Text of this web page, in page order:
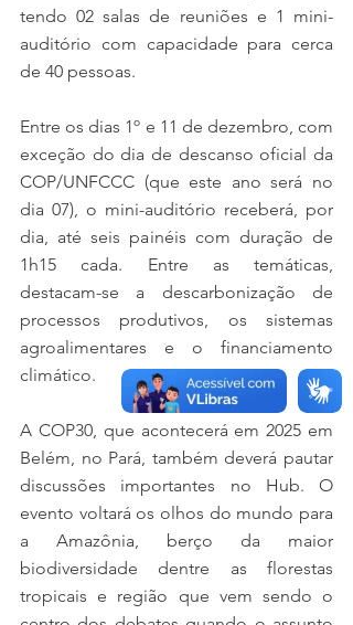
tendo 02 salas de reuniões e 1 mini-
auditório com capacidade para cerca
de 40 pessoas.
Entre os dias 1º e 11 de dezembro, com
exceção do dia de descanso oficial da
COP/UNFCCC (que este ano será no
dia 07), o mini-auditório receberá, por
dia, até seis painéis com duração de
1h15 cada. Entre as temáticas,
destacam-se a descarbonização de
processos produtivos, os sistemas
agroalimentares e o financiamento
climático.
A COP30, que acontecerá em 2025 em
Belém, no Pará, também deverá pautar
discussões importantes no Hub. O
evento voltará os olhos do mundo para
a Amazônia, berço da maior
biodiversidade dentre as florestas
tropicais e região que vem sendo o